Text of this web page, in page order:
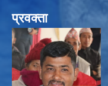
प्रवक्ता